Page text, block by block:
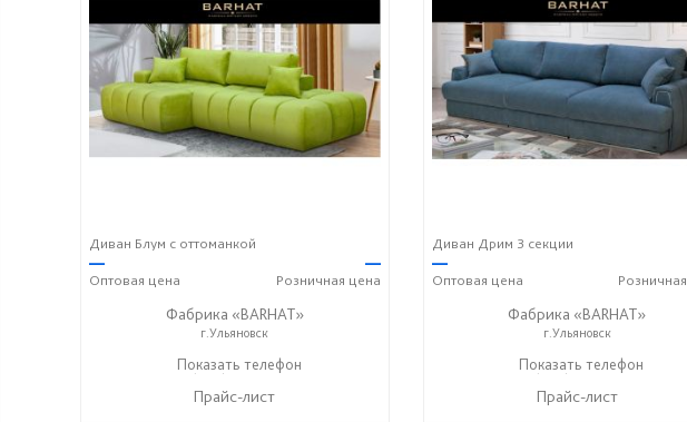
Диван Блум с оттоманкой
—
Оптовая цена
—
Розничная цена
Фабрика «BARHAT»
г.Ульяновск
+7 (996) 219-29-77
Показать телефон
Прайс-лист
Диван Дрим 3 секции
—
Оптовая цена Розничная
Фабрика «BARHAT»
г.Ульяновск
+7 (996) 219-29-77
Показать телефон
Прайс-лист